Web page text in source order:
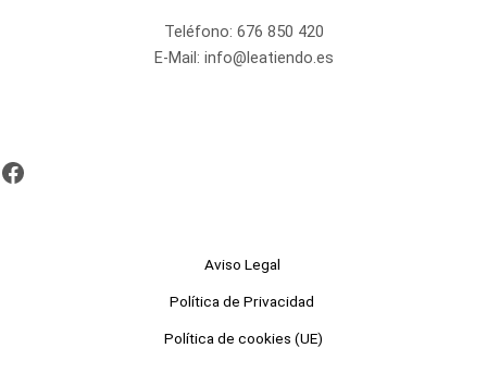
Teléfono: 676 850 420
E-Mail: info@leatiendo.es
Aviso Legal
Política de Privacidad
Política de cookies (UE)